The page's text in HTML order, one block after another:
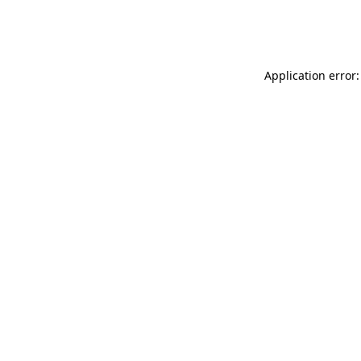
Application